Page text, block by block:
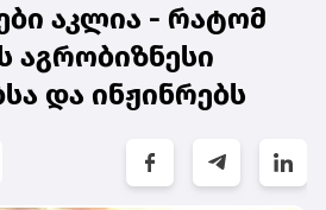
აკლია - რატომ
აგრობიზნესი
და ინჟინრებს